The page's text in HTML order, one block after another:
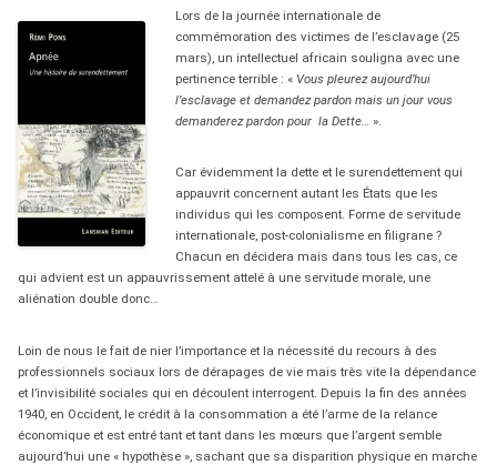
Lors de la journée internationale de
commémoration des victimes de l’esclavage (25
mars), un intellectuel africain souligna avec une
pertinence terrible : « Vous pleurez aujourd’hui
l’esclavage et demandez pardon mais un jour vous
demanderez pardon pour la Dette…».
Car évidemment la dette et le surendettement qui
appauvrit concernent autant les États que les
individus qui les composent. Forme de servitude
internationale, post-colonialisme en filigrane ?
Chacun en décidera mais dans tous les cas, ce
qui advient est un appauvrissement attelé à une servitude morale, une
aliénation double donc…
Loin de nous le fait de nier l’importance et la nécessité du recours à des
professionnels sociaux lors de dérapages de vie mais très vite la dépendance
et l’invisibilité sociales qui en découlent interrogent. Depuis la fin des années
1940, en Occident, le crédit à la consommation a été l’arme de la relance
économique et est entré tant et tant dans les mœurs que l’argent semble
aujourd’hui une « hypothèse », sachant que sa disparition physique en marche